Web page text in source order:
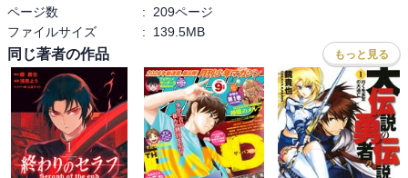
ページ数
:
209ページ
ファイルサイズ
: 139.5MB
同じ著者の作品 もっと見る